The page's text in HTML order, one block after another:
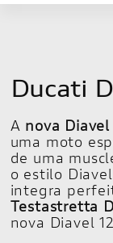
Ducati
A nova Diavel
uma moto
de uma
o estilo
integra
Testastretta
nova Diavel